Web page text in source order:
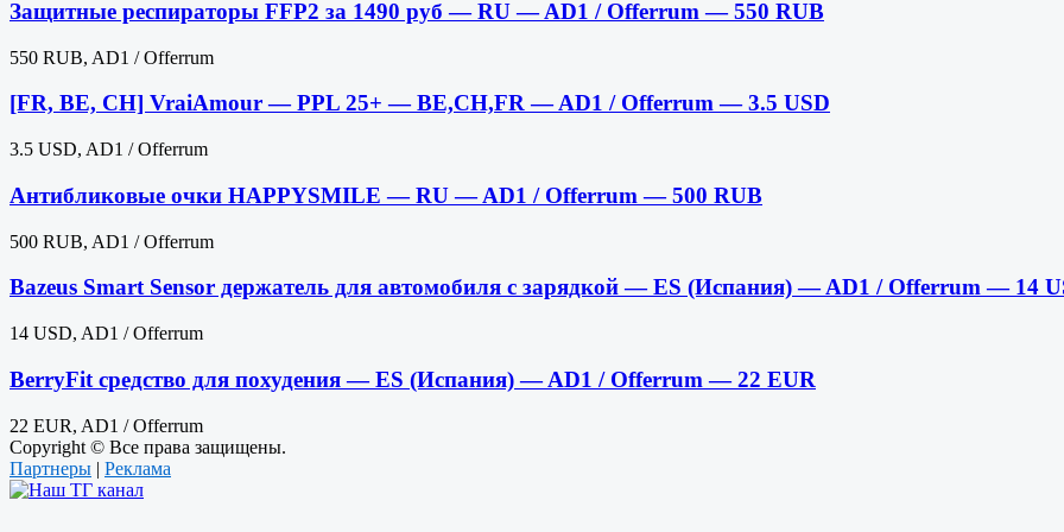
Защитные респираторы FFP2 за 1490 руб — RU — AD1 / Offerrum — 550 RUB
550 RUB, AD1 / Offerrum
[FR, BE, CH] VraiAmour — PPL 25+ — BE,CH,FR — AD1 / Offerrum — 3.5 USD
3.5 USD, AD1 / Offerrum
Антибликовые очки HAPPYSMILE — RU — AD1 / Offerrum — 500 RUB
500 RUB, AD1 / Offerrum
Bazeus Smart Sensor держатель для автомобиля с зарядкой — ES (Испания) — AD1 / Offerrum — 14
14 USD, AD1 / Offerrum
BerryFit средство для похудения — ES (Испания) — AD1 / Offerrum — 22 EUR
22 EUR, AD1 / Offerrum
Copyright © Все права защищены.
Партнеры | Реклама